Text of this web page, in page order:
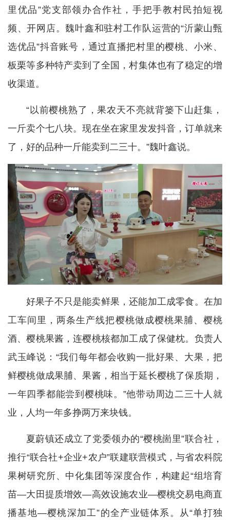
里优品”党支部领办合作社，手把手教村民拍短视
频、开网店。魏叶鑫和驻村工作队运营的“沂蒙山甄
选优品”抖音账号，通过直播把村里的樱桃、小米、
板栗等多种特产卖到了全国，村集体也有了稳定的增
收渠道。
“以前樱桃熟了，果农天不亮就背篓下山赶集，
一斤卖个七八块。现在坐在家里发发抖音，订单就来
了，好的品种一斤能卖到二三十。”魏叶鑫说。
好果子不只是能卖鲜果，还能加工成零食。在加
工车间里，两条生产线把樱桃做成樱桃果脯、樱桃
酒、樱桃果酱，连樱桃核都加工成了保健枕。负责人
武玉峰说：“我们每年都会收购一批好果、大果，把
鲜樱桃做成果脯、果酱，相当于延长樱桃了保质期，
一年四季都能尝到樱桃味。”他带动周边二三十人就
业，人均一年多挣两万来块钱。
夏蔚镇还成立了党委领办的“樱桃崮里”联合社，
推行“联合社+企业+农户”联建联营模式，与省农科院
果树研究所、中化集团等深度合作，构建起“组培育
苗—大田提质增效—高效设施农业—樱桃交易电商直
播基地—樱桃深加工”的全产业链体系。从“单打独